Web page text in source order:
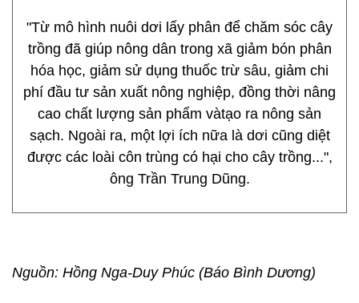
"Từ mô hình nuôi dơi lấy phân để chăm sóc cây
trồng đã giúp nông dân trong xã giảm bón phân
hóa học, giảm sử dụng thuốc trừ sâu, giảm chi
phí đầu tư sản xuất nông nghiệp, đồng thời nâng
cao chất lượng sản phẩm vàtạo ra nông sản
sạch. Ngoài ra, một lợi ích nữa là dơi cũng diệt
được các loài côn trùng có hại cho cây trồng...",
ông Trần Trung Dũng.
Nguồn: Hồng Nga-Duy Phúc (Báo Bình Dương)